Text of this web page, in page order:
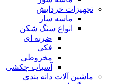
تجهیزات خردایش
ماسه ساز
انواع سنگ شکن
ضربه ای
فکی
مخروطی
آسیاب چکشی
ماشین آلات دانه بندی